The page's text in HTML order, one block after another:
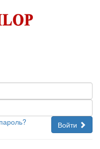
Войти